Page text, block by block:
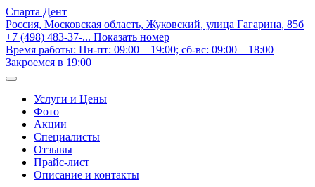
Спарта Дент
Россия, Московская область, Жуковский, улица Гагарина, 85б
+7 (498) 483-37-... Показать номер
Время работы: Пн-пт: 09:00—19:00; сб-вс: 09:00—18:00
Закроемся в 19:00
Услуги и Цены
Фото
Акции
Специалисты
Отзывы
Прайс-лист
Описание и контакты